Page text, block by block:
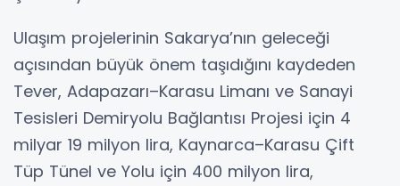
Ulaşım projelerinin Sakarya’nın geleceği
açısından büyük önem taşıdığını kaydeden
Tever, Adapazarı–Karasu Limanı ve Sanayi
Tesisleri Demiryolu Bağlantısı Projesi için 4
milyar 19 milyon lira, Kaynarca–Karasu Çift
Tüp Tünel ve Yolu için 400 milyon lira,